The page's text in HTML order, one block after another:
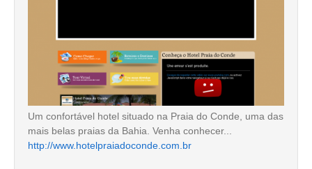
Um confortável hotel situado na Praia do Conde, uma das
mais belas praias da Bahia. Venha conhecer...
http://www.hotelpraiadoconde.com.br